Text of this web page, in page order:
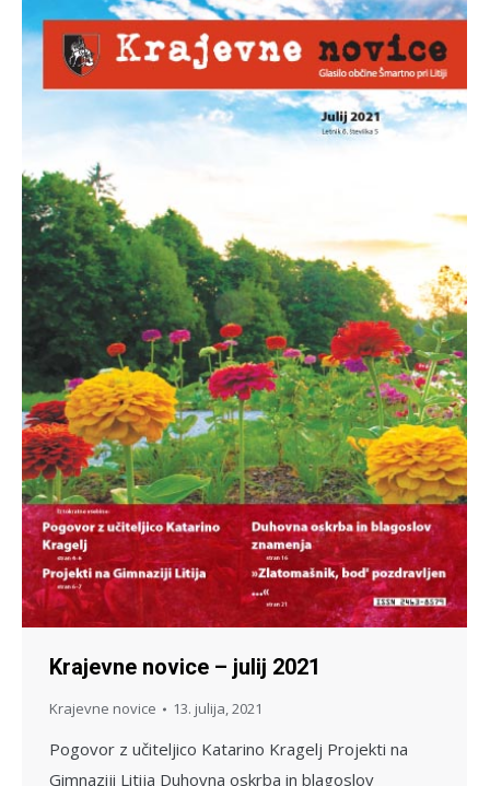
Krajevne novice – julij 2021
Krajevne novice 13. julija, 2021
Pogovor z učiteljico Katarino Kragelj Projekti na
Gimnaziji Litija Duhovna oskrba in blagoslov